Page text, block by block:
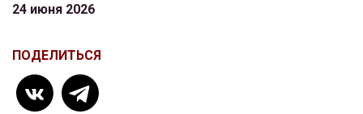
24 июня 2026
ПОДЕЛИТЬСЯ